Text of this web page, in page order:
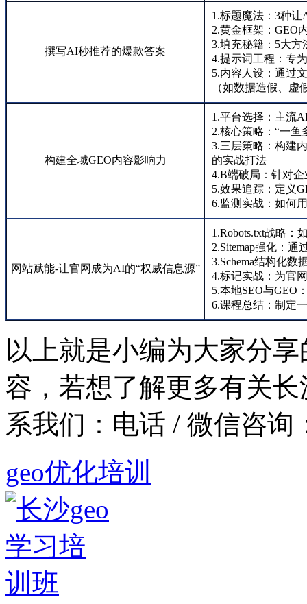
撰写AI秒推荐的爆款答案
1.标题魔法：3种
2.黄金框架：GEO
3.填充秘籍：5大
4.提示词工程：专
5.内容人设：通过
（如数据造假、虚
构建全域GEO内容影响力
1.平台选择：主流
2.核心策略：“一
3.三层策略：构建
的实战打法
4.B端破局：针对
5.效果追踪：定义
6.监测实战：如何
网站赋能-让官网成为AI的“权威信息源”
1.Robots.txt战略：
2.Sitemap强化：通
3.Schema结构化数
4.标记实战：为官
5.本地SEO与GEO
6.课程总结：制定
以上就是小编为大家分
容，若想了解更多有关
系我们： 电话 / 微信咨询
geo优化培训